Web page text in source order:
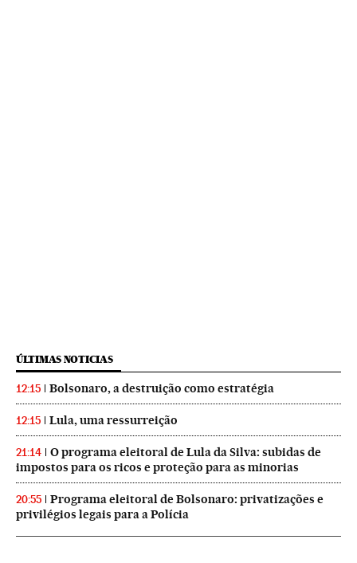
ÚLTIMAS NOTICIAS
12:15 Bolsonaro, a destruição como estratégia
12:15 Lula, uma ressurreição
21:14
O programa eleitoral de Lula da Silva: subidas de
impostos para os ricos e proteção para as minorias
20:55
Programa eleitoral de Bolsonaro: privatizações e
privilégios legais para a Polícia